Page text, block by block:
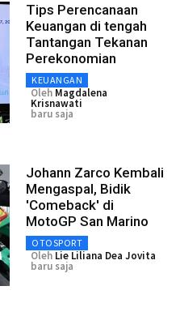
Tips Perencanaan
Keuangan di tengah
Tantangan Tekanan
Perekonomian
KEUANGAN
Oleh Magdalena
Krisnawati
baru saja
Johann Zarco Kembali
Mengaspal, Bidik
'Comeback' di
MotoGP San Marino
OTOSPORT
Oleh Lie Liliana Dea Jovita
baru saja